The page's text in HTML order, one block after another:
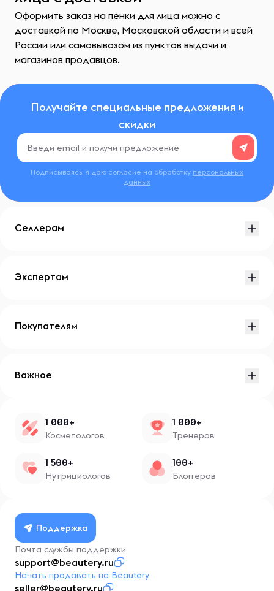
Оформить заказ на пенки для лица можно с
доставкой по Москве, Московской области и всей
России или самовывозом из пунктов выдачи и
магазинов продавцов.
Получайте специальные предложения и
скидки
Подписываясь, я даю согласие на обработку персональных
данных
Селлерам
Экспертам
Покупателям
Важное
1 000+
Косметологов
1 000+
Тренеров
1 500+
Нутрициологов
100+
Блоггеров
Поддержка
Почта службы поддержки
support@beautery.ru
Начать продавать на Beautery
seller@beautery.ru